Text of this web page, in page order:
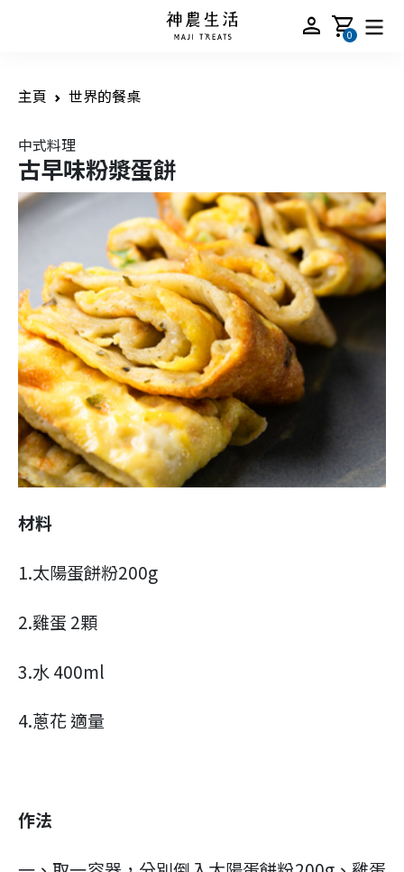
person shopping_cart
0
主頁 世界的餐桌
中式料理
古早味粉漿蛋餅
材料
1.太陽蛋餅粉200g
2.雞蛋 2顆
3.水 400ml
4.蔥花 適量
作法